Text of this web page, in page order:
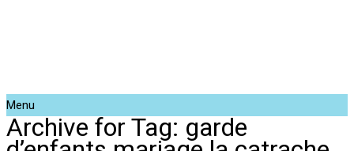
Menu
Archive for Tag: garde